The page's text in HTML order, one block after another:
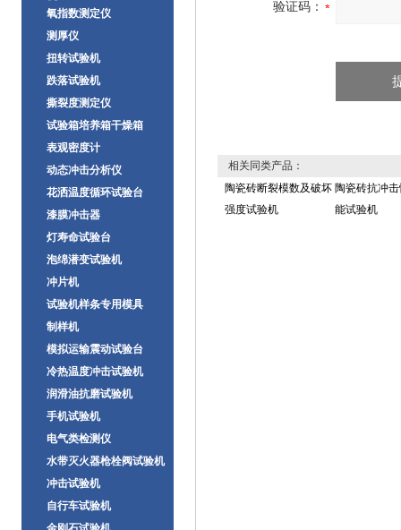
氧指数测定仪
测厚仪
扭转试验机
跌落试验机
撕裂度测定仪
试验箱培养箱干燥箱
表观密度计
动态冲击分析仪
花洒温度循环试验台
漆膜冲击器
灯寿命试验台
泡绵潜变试验机
冲片机
试验机样条专用模具
制样机
模拟运输震动试验台
冷热温度冲击试验机
润滑油抗磨试验机
手机试验机
电气类检测仪
水带灭火器枪栓阀试验机
冲击试验机
自行车试验机
验证码：
相关同类产品：
陶瓷砖断裂模数及破坏
强度试验机
陶瓷砖抗冲击
能试验机